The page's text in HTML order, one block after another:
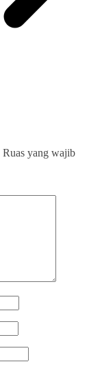
Ruas yang wajib